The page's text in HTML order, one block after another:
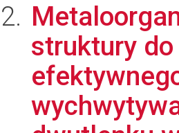
struktury do